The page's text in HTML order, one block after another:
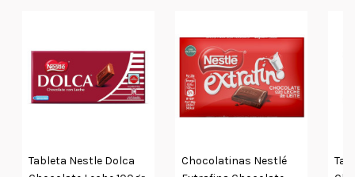
Tableta Nestle Dolca
Chocolatinas Nestlé